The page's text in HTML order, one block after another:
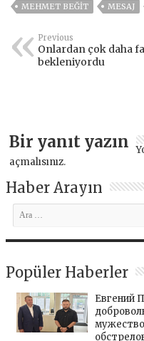
MEHMET BEĞİT
MESAJ
Previous
Onlardan çok daha
bekleniyordu
Bir yanıt yazın
açmalısınız.
Haber Arayın
Popüler Haberler
Евгений